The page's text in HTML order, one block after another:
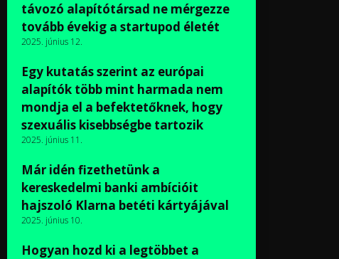
távozó alapítótársad ne mérgezze
tovább évekig a startupod életét
2025. június 12.
Egy kutatás szerint az európai
alapítók több mint harmada nem
mondja el a befektetőknek, hogy
szexuális kisebbségbe tartozik
2025. június 11.
Már idén fizethetünk a
kereskedelmi banki ambícióit
hajszoló Klarna betéti kártyájával
2025. június 10.
Hogyan hozd ki a legtöbbet a